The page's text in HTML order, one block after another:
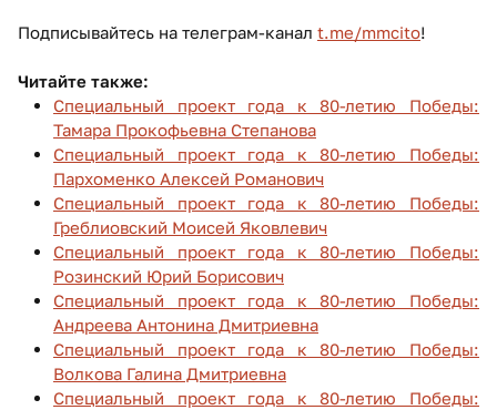
Подписывайтесь на телеграм-канал t.me/mmcito!
Читайте также:
Специальный проект года к 80-летию Победы:
Тамара Прокофьевна Степанова
Специальный проект года к 80-летию Победы:
Пархоменко Алексей Романович
Специальный проект года к 80-летию Победы:
Греблиовский Моисей Яковлевич
Специальный проект года к 80-летию Победы:
Розинский Юрий Борисович
Специальный проект года к 80-летию Победы:
Андреева Антонина Дмитриевна
Специальный проект года к 80-летию Победы:
Волкова Галина Дмитриевна
Специальный проект года к 80-летию Победы: